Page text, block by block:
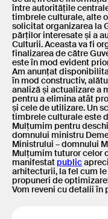
între autoritățile
timbrele culturale, alte
solicitat organizarea la
părților interesate și a
Culturii. Aceasta va fi
finalizarea de către
este în mod evident
Am anunțat
în mod constructiv,
analiză și actualizare a
pentru a elimina atât
și cele de utilizare. Un
timbrele culturale este
Mulțumim pentru
domnului ministru
Ministrului – domnului
Mulțumim tuturor celor
manifestat public
arhitecturii, la fel cum
propuneri de
Vom reveni cu detalii în